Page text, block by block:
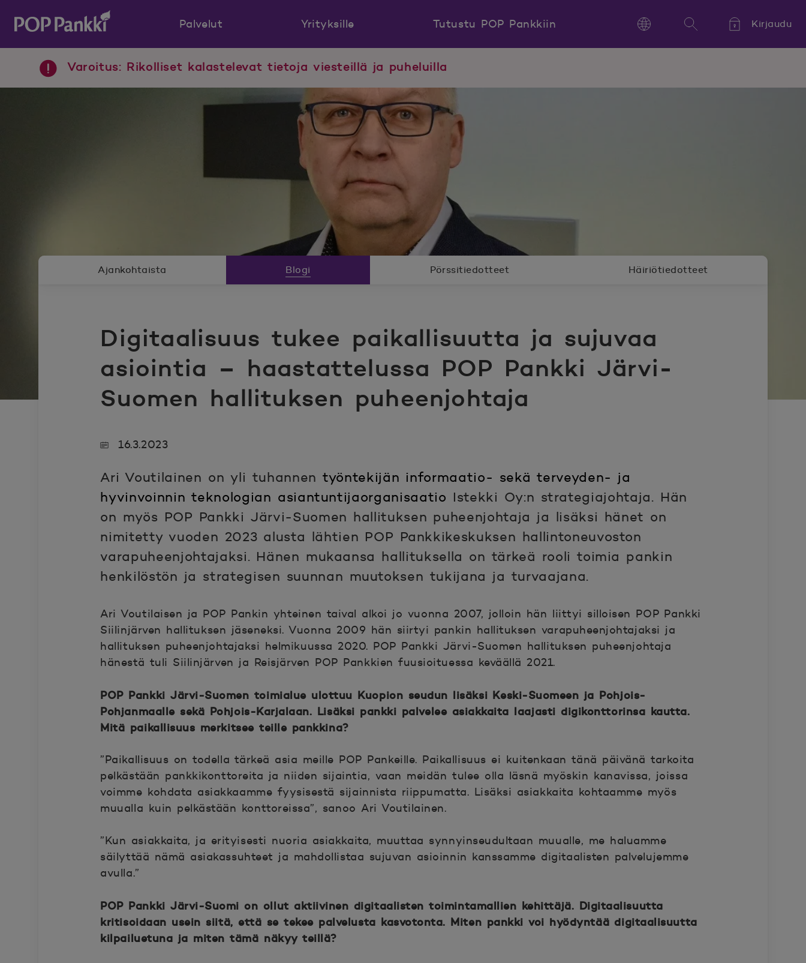
POP Pankki, etusivulle
Palvelut Yrityksille
Tutustu POP Pankkiin
Kieli,
Language Hae
Kirjaudu
Varoitus: Rikolliset kalastelevat tietoja viesteillä ja puheluilla
Digitaalisuus tukee paikallisuutta ja sujuvaa
asiointia – haastattelussa POP Pankki Järvi-
Suomen hallituksen puheenjohtaja
Ajankohtaista Blogi Pörssitiedotteet Häiriötiedotteet
16.3.2023
Ari Voutilainen on yli tuhannen työntekijän informaatio- sekä terveyden- ja
hyvinvoinnin teknologian asiantuntijaorganisaatio Istekki Oy:n strategiajohtaja. Hän
on myös POP Pankki Järvi-Suomen hallituksen puheenjohtaja ja lisäksi hänet on
nimitetty vuoden 2023 alusta lähtien POP Pankkikeskuksen hallintoneuvoston
varapuheenjohtajaksi. Hänen mukaansa hallituksella on tärkeä rooli toimia pankin
henkilöstön ja strategisen suunnan muutoksen tukijana ja turvaajana.
Ari Voutilaisen ja POP Pankin yhteinen taival alkoi jo vuonna 2007, jolloin hän liittyi silloisen POP Pankki
Siilinjärven hallituksen jäseneksi. Vuonna 2009 hän siirtyi pankin hallituksen varapuheenjohtajaksi ja
hallituksen puheenjohtajaksi helmikuussa 2020. POP Pankki Järvi-Suomen hallituksen puheenjohtaja
hänestä tuli Siilinjärven ja Reisjärven POP Pankkien fuusioituessa keväällä 2021.
POP Pankki Järvi-Suomen toimialue ulottuu Kuopion seudun lisäksi Keski-Suomeen ja Pohjois-
Pohjanmaalle sekä Pohjois-Karjalaan. Lisäksi pankki palvelee asiakkaita laajasti digikonttorinsa kautta.
Mitä paikallisuus merkitsee teille pankkina?
”Paikallisuus on todella tärkeä asia meille POP Pankeille. Paikallisuus ei kuitenkaan tänä päivänä tarkoita
pelkästään pankkikonttoreita ja niiden sijaintia, vaan meidän tulee olla läsnä myöskin kanavissa, joissa
voimme kohdata asiakkaamme fyysisestä sijainnista riippumatta. Lisäksi asiakkaita kohtaamme myös
muualla kuin pelkästään konttoreissa”, sanoo Ari Voutilainen.
”Kun asiakkaita, ja erityisesti nuoria asiakkaita, muuttaa synnyinseudultaan muualle, me haluamme
säilyttää nämä asiakassuhteet ja mahdollistaa sujuvan asioinnin kanssamme digitaalisten palvelujemme
avulla.”
POP Pankki Järvi-Suomi on ollut aktiivinen digitaalisten toimintamallien kehittäjä. Digitaalisuutta
kritisoidaan usein siitä, että se tekee palvelusta kasvotonta. Miten pankki voi hyödyntää digitaalisuutta
kilpailuetuna ja miten tämä näkyy teillä?